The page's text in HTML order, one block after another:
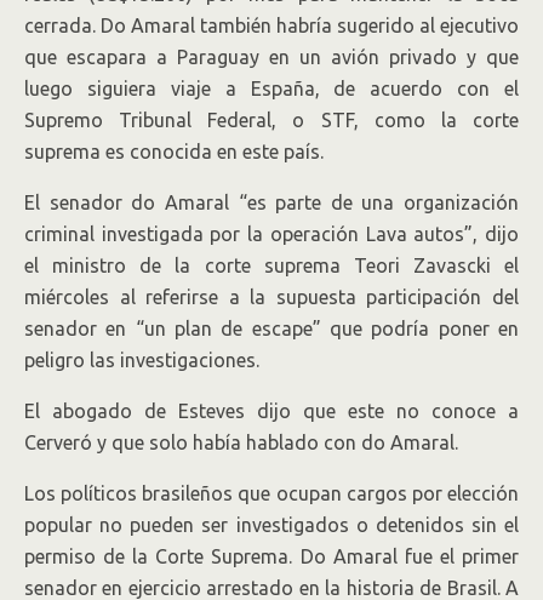
cerrada. Do Amaral también habría sugerido al ejecutivo
que escapara a Paraguay en un avión privado y que
luego siguiera viaje a España, de acuerdo con el
Supremo Tribunal Federal, o STF, como la corte
suprema es conocida en este país.
El senador do Amaral “es parte de una organización
criminal investigada por la operación Lava autos”, dijo
el ministro de la corte suprema Teori Zavascki el
miércoles al referirse a la supuesta participación del
senador en “un plan de escape” que podría poner en
peligro las investigaciones.
El abogado de Esteves dijo que este no conoce a
Cerveró y que solo había hablado con do Amaral.
Los políticos brasileños que ocupan cargos por elección
popular no pueden ser investigados o detenidos sin el
permiso de la Corte Suprema. Do Amaral fue el primer
senador en ejercicio arrestado en la historia de Brasil. A